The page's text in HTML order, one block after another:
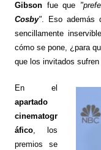
Gibsonfue que
Cosby". Eso además
sencillamente
cómo se pone, ¿para
que los invitados
En el
apartado
cinematogr
áfico, los
premios se